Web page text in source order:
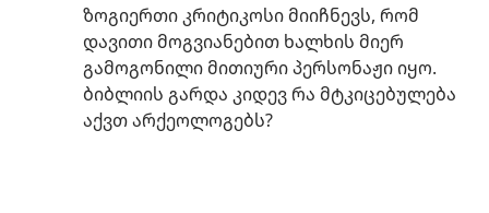
ზოგიერთი კრიტიკოსი მიიჩნევს, რომ
დავითი მოგვიანებით ხალხის მიერ
გამოგონილი მითიური პერსონაჟი იყო.
ბიბლიის გარდა კიდევ რა მტკიცებულება
აქვთ არქეოლოგებს?